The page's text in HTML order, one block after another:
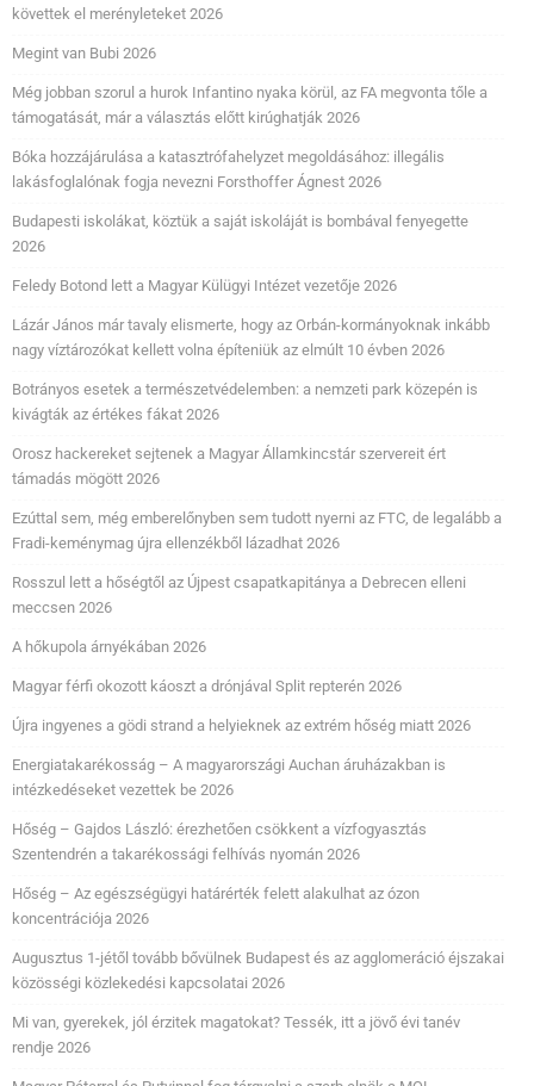
követtek el merényleteket 2026
Megint van Bubi 2026
Még jobban szorul a hurok Infantino nyaka körül, az FA megvonta tőle a
támogatását, már a választás előtt kirúghatják 2026
Bóka hozzájárulása a katasztrófahelyzet megoldásához: illegális
lakásfoglalónak fogja nevezni Forsthoffer Ágnest 2026
Budapesti iskolákat, köztük a saját iskoláját is bombával fenyegette
2026
Feledy Botond lett a Magyar Külügyi Intézet vezetője 2026
Lázár János már tavaly elismerte, hogy az Orbán-kormányoknak inkább
nagy víztározókat kellett volna építeniük az elmúlt 10 évben 2026
Botrányos esetek a természetvédelemben: a nemzeti park közepén is
kivágták az értékes fákat 2026
Orosz hackereket sejtenek a Magyar Államkincstár szervereit ért
támadás mögött 2026
Ezúttal sem, még emberelőnyben sem tudott nyerni az FTC, de legalább a
Fradi-keménymag újra ellenzékből lázadhat 2026
Rosszul lett a hőségtől az Újpest csapatkapitánya a Debrecen elleni
meccsen 2026
A hőkupola árnyékában 2026
Magyar férfi okozott káoszt a drónjával Split repterén 2026
Újra ingyenes a gödi strand a helyieknek az extrém hőség miatt 2026
Energiatakarékosság – A magyarországi Auchan áruházakban is
intézkedéseket vezettek be 2026
Hőség – Gajdos László: érezhetően csökkent a vízfogyasztás
Szentendrén a takarékossági felhívás nyomán 2026
Hőség – Az egészségügyi határérték felett alakulhat az ózon
koncentrációja 2026
Augusztus 1-jétől tovább bővülnek Budapest és az agglomeráció éjszakai
közösségi közlekedési kapcsolatai 2026
Mi van, gyerekek, jól érzitek magatokat? Tessék, itt a jövő évi tanév
rendje 2026